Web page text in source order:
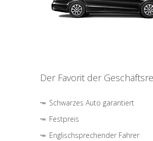
Der Favorit der
Schwarzes Auto garantiert
Festpreis
Englischsprechender Fahrer